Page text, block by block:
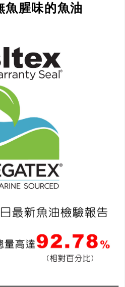
魚腥味的魚油